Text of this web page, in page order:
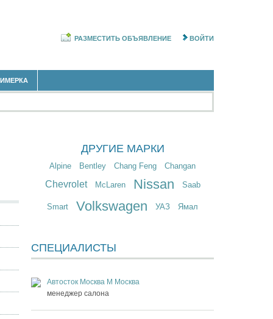
РАЗМЕСТИТЬ ОБЪЯВЛЕНИЕ ВОЙТИ
ДРУГИЕ МАРКИ
Alpine Bentley Chang Feng Changan
Chevrolet McLaren Nissan Saab
Smart Volkswagen УАЗ Ямал
СПЕЦИАЛИСТЫ
Автосток Москва М Москва
менеджер салона